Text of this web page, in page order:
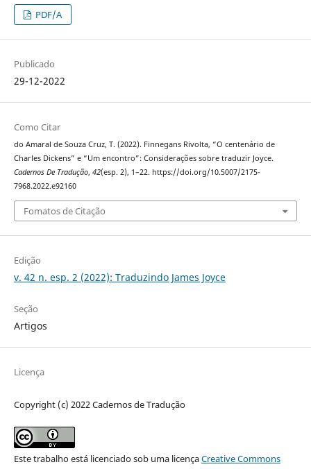
PDF/A
Publicado
29-12-2022
Como Citar
do Amaral de Souza Cruz, T. (2022). Finnegans Rivolta, “O centenário de
Charles Dickens” e “Um encontro”: Considerações sobre traduzir Joyce.
Cadernos De Tradução, 42(esp. 2), 1–22. https://doi.org/10.5007/2175-
7968.2022.e92160
Fomatos de Citação
Edição
v. 42 n. esp. 2 (2022): Traduzindo James Joyce
Seção
Artigos
Licença
Copyright (c) 2022 Cadernos de Tradução
Este trabalho está licenciado sob uma licençaCreative Commons